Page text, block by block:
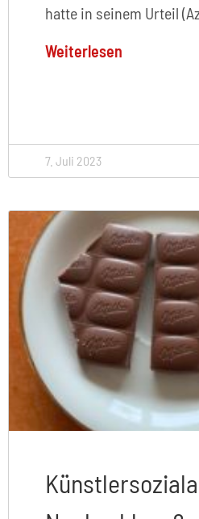
hatte in seinem Urteil
Weiterlesen
7. Juli 2023